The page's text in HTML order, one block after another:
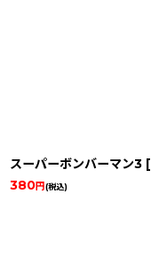
スーパーボンバーマン3 [
380円(税込)